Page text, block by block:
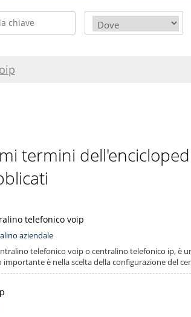
termini
telefonico voip
aziendale
telefonico voip o centralino telefonico ip, è
importante è nella scelta della configurazione del